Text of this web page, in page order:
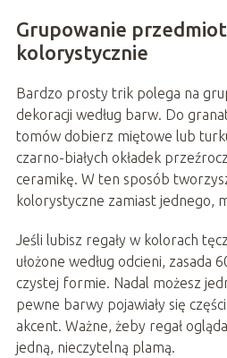
Grupowanie
kolorystycznie
Bardzo prosty trik polega na
dekoracji według barw. Do
tomów dobierz miętowe lub
czarno-białych okładek
ceramikę. W ten sposób
kolorystyczne zamiast jednego,
Jeśli lubisz regały w kolorach
ułożone według odcieni, zasada
czystej formie. Nadal możesz
pewne barwy pojawiały się
akcent. Ważne, żeby regał
jedną, nieczytelną plamą.